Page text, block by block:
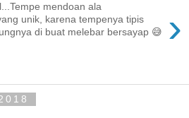
›
mendoan ala
unik, karena tempenya tipis
di buat melebar bersayap 😅